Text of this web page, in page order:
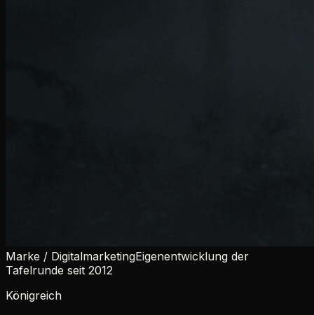
Marke / DigitalmarketingEigenentwicklung der
Tafelrunde seit 2012
Königreich